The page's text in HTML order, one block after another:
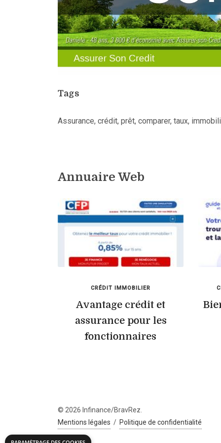
Tags
Assurance, crédit, prêt, comparer, taux,
Annuaire Web
CRÉDIT IMMOBILIER
Avantage crédit et
assurance pour les
fonctionnaires
© 2026 Infinance/BravRez.
Mentions légales / Politique de confidentialité